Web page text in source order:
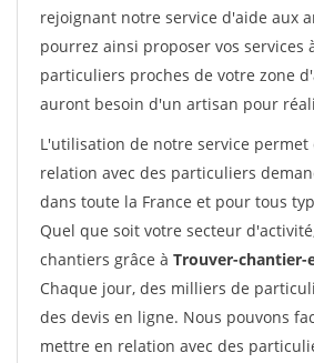
rejoignant notre service d'aide aux
pourrez ainsi proposer vos services
particuliers proches de votre zone
auront besoin d'un artisan pour
L'utilisation de notre service permet
relation avec des particuliers
dans toute la France et pour tous
Quel que soit votre secteur
chantiers grâce à Trouver-
Chaque jour, des milliers de
des devis en ligne. Nous pouvons
mettre en relation avec des